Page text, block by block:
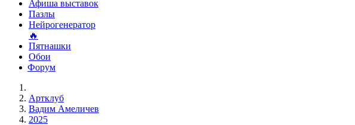
Афиша выставок
Пазлы
Нейрогенератор
🔥
Пятнашки
Обои
Форум
Артклуб
Вадим Амеличев
2025